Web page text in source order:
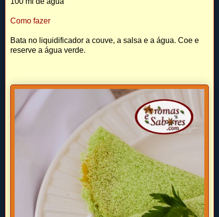
Como fazer
Bata no liquidificador a couve, a salsa e a água. Coe e
reserve a água verde.